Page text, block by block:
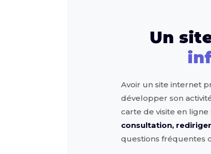
Un
Avoir un site internet
développer son
carte de visite en
consultation,
questions fréquentes